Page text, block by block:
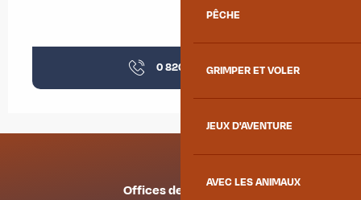
PÊCHE
GRIMPER ET VOLER
JEUX D'AVENTURE
AVEC LES ANIMAUX
0 820 03 15▒▒
Offices de tourisme